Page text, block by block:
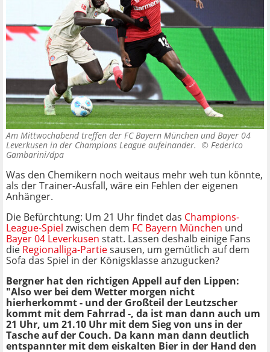
Am Mittwochabend treffen der FC Bayern München und Bayer 04
Leverkusen in der Champions League aufeinander. © Federico
Gambarini/dpa
Was den Chemikern noch weitaus mehr weh tun könnte,
als der Trainer-Ausfall, wäre ein Fehlen der eigenen
Anhänger.
Die Befürchtung: Um 21 Uhr findet das Champions-
League-Spiel zwischen dem FC Bayern München und
Bayer 04 Leverkusen statt. Lassen deshalb einige Fans
die Regionalliga-Partiesausen, um gemütlich auf dem
Sofa das Spiel in der Königsklasse anzugucken?
Bergner hat den richtigen Appell auf den Lippen:
"Also wer bei dem Wetter morgen nicht
hierherkommt - und der Großteil der Leutzscher
kommt mit dem Fahrrad -, da ist man dann auch um
21 Uhr, um 21.10 Uhr mit dem Sieg von uns in der
Tasche auf der Couch. Da kann man dann deutlich
entspannter mit dem eiskalten Bier in der Hand den